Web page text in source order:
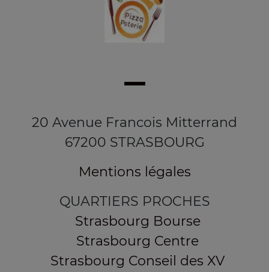
20 Avenue Francois Mitterrand
67200 STRASBOURG
Mentions légales
QUARTIERS PROCHES
Strasbourg Bourse
Strasbourg Centre
Strasbourg Conseil des XV